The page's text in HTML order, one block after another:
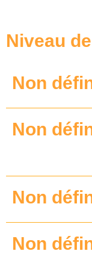
Niveau
Non
Non
Non
Non